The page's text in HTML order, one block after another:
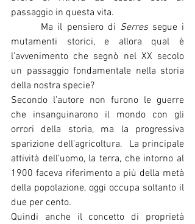
passaggio in questa vita.
  	Ma il pensiero di
Serres segue i
mutamenti storici, e allora qual è
l’avvenimento che segnò nel XX secolo
un passaggio fondamentale nella storia
della nostra specie?
Secondo l’autore non furono le guerre
che insanguinarono il mondo con gli
orrori della storia, ma la progressiva
sparizione dell’agricoltura.  La principale
attività dell’uomo, la terra, che intorno al
1900 faceva riferimento a più della metà
della popolazione, oggi occupa soltanto il
due per cento.
Quindi anche il concetto di proprietà